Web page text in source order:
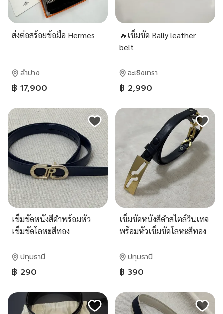
ส่งต่อสร้อยข้อมือ Hermes
ลำปาง
฿ 17,900
🔥เข็มขัด Bally leather
belt
ฉะเชิงเทรา
฿ 2,990
เข็มขัดหนังสีดำพร้อมหัว
เข็มขัดโลหะสีทอง
ปทุมธานี
฿ 290
เข็มขัดหนังสีดำสไตล์วินเทจ
พร้อมหัวเข็มขัดโลหะสีทอง
ลูกวัว (Calf Skin)
ปทุมธานี
฿ 390